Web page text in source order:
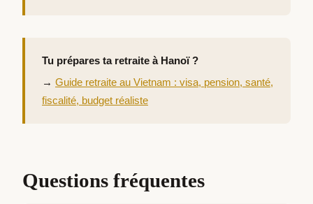
Tu prépares ta retraite à Hanoï ?
→ Guide retraite au Vietnam : visa, pension, santé,
fiscalité, budget réaliste
Questions fréquentes